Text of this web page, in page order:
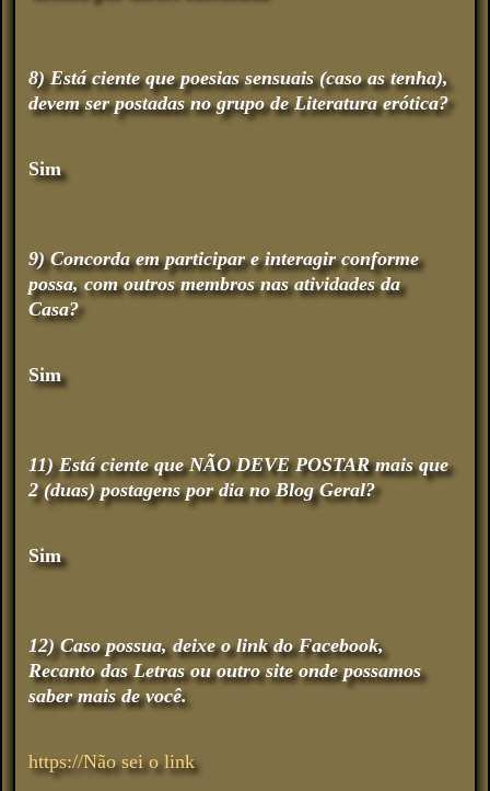
8) Está ciente que poesias sensuais (caso as tenha),
devem ser postadas no grupo de Literatura erótica?
Sim
9) Concorda em participar e interagir conforme
possa, com outros membros nas atividades da
Casa?
Sim
11) Está ciente que NÃO DEVE POSTAR mais que
2 (duas) postagens por dia no Blog Geral?
Sim
12) Caso possua, deixe o link do Facebook,
Recanto das Letras ou outro site onde possamos
saber mais de você.
https://Não sei o link